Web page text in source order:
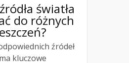
światła
do różnych
źródeł
kluczowe